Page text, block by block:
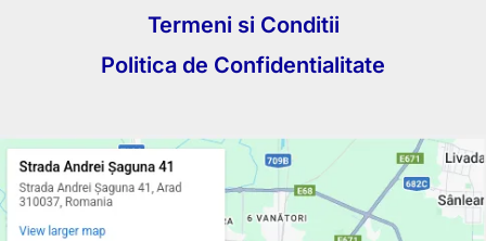
Termeni si Conditii
Politica de Confidentialitate